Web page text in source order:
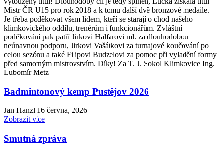
Mistr ČR U15 pro rok 2018 a k tomu další dvě bronzové medaile.
Je třeba poděkovat všem lidem, kteří se starají o chod našeho
klimkovického oddílu, trenérům i funkcionářům. Zvláštní
poděkování pak patří Jirkovi Halfarovi ml. za dlouhodobou
neúnavnou podporu, Jirkovi Vašátkovi za turnajové koučování po
celou sezónu a také Filipovi Budzelovi za pomoc při vyladění formy
před samotným mistrovstvím. Díky! Za T. J. Sokol Klimkovice Ing.
Lubomír Metz
Badmintonový kemp Pustějov 2026
Jan Hanzl 16 června, 2026
Zobrazit více
Smutná zpráva